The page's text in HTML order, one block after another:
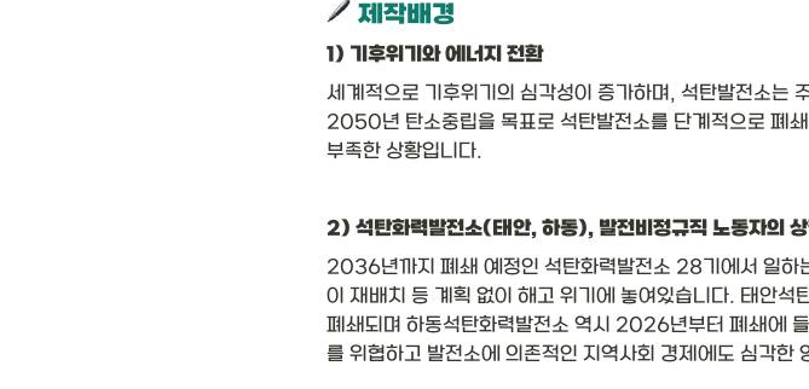
제작배경
1) 기후위기와 에너지 전환
세계적으로 기후위기의 심각성이 증가하며, 석탄발전소는
2050년 탄소중립을 목표로 석탄발전소를 단계적으로 폐
부족한 상황입니다.
2) 석탄화력발전소(태안, 하동), 발전비정규직 노동자의
2036년까지 폐쇄 예정인 석탄화력발전소 28기에서 일
이 재배치 등 계획 없이 해고 위기에 놓여있습니다. 태안
폐쇄되며 하동석탄화력발전소 역시 2026년부터 폐쇄에
를 위협하고 발전소에 의존적인 지역사회 경제에도 심각한